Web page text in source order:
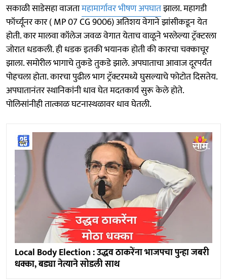
सकाळी साडेसहा वाजतामहामार्गावर भीषण अपघातझाला. महागडी
फॉर्च्यूनर कार ( MP 07 CG 9006) अतिशय वेगाने झांसीकडून येत
होती. कार मालवा कॉलेज जवळ वेगात येताच वाळूने भरलेल्या ट्रॅक्टरला
जोरात धडकली. ही धडक इतकी भयानक होती की कारचा चक्काचूर
झाला. समोरील भागाचे तुकडे तुकडे झाले. अपघाताचा आवाज दूरपर्यंत
पोहचला होता. कारचा पुढील भाग ट्रॅक्टरमध्ये घुसल्याचे फोटोत दिसतेय.
अपघातानंतर स्थानिकांनी धाव घेत मदतकार्य सुरू केले होते.
पोलिसांनीही तात्काळ घटनास्थळावर धाव घेतली.
Local Body Election : उद्धव ठाकरेंना भाजपचा पुन्हा जबरी
धक्का, बड्या नेत्याने सोडली साथ